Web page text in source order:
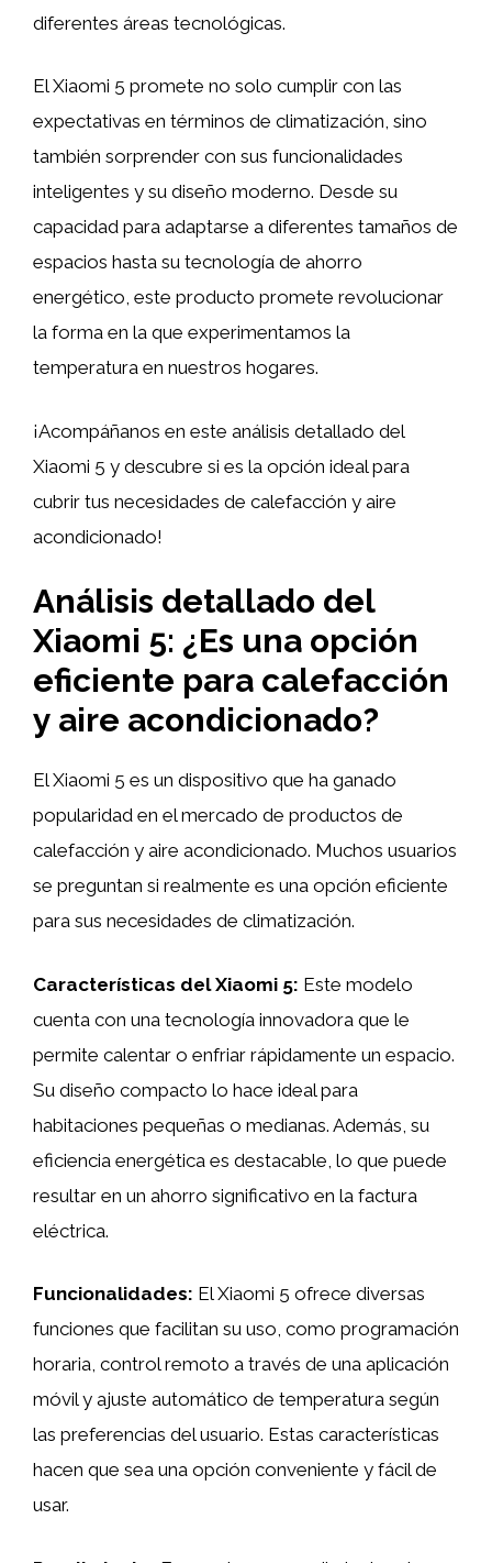
diferentes áreas tecnológicas.
El Xiaomi 5 promete no solo cumplir con las
expectativas en términos de climatización, sino
también sorprender con sus funcionalidades
inteligentes y su diseño moderno. Desde su
capacidad para adaptarse a diferentes tamaños de
espacios hasta su tecnología de ahorro
energético, este producto promete revolucionar
la forma en la que experimentamos la
temperatura en nuestros hogares.
¡Acompáñanos en este análisis detallado del
Xiaomi 5 y descubre si es la opción ideal para
cubrir tus necesidades de calefacción y aire
acondicionado!
Análisis detallado del
Xiaomi 5: ¿Es una opción
eficiente para calefacción
y aire acondicionado?
El Xiaomi 5 es un dispositivo que ha ganado
popularidad en el mercado de productos de
calefacción y aire acondicionado. Muchos usuarios
se preguntan si realmente es una opción eficiente
para sus necesidades de climatización.
Características del Xiaomi 5: Este modelo
cuenta con una tecnología innovadora que le
permite calentar o enfriar rápidamente un espacio.
Su diseño compacto lo hace ideal para
habitaciones pequeñas o medianas. Además, su
eficiencia energética es destacable, lo que puede
resultar en un ahorro significativo en la factura
eléctrica.
Funcionalidades: El Xiaomi 5 ofrece diversas
funciones que facilitan su uso, como programación
horaria, control remoto a través de una aplicación
móvil y ajuste automático de temperatura según
las preferencias del usuario. Estas características
hacen que sea una opción conveniente y fácil de
usar.